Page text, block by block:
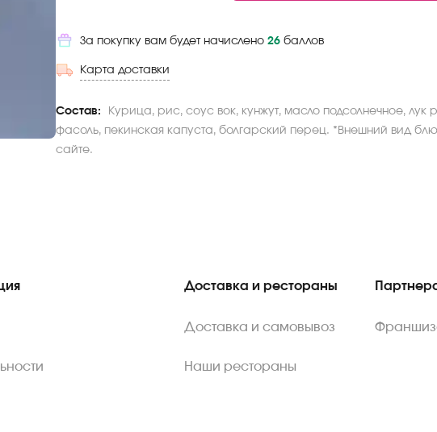
За покупку вам будет начислено 26 баллов
Карта доставки
Состав:
Курица, рис, соус вок, кунжут, масло подсолнечное, лук
фасоль, пекинская капуста, болгарский перец. *Внешний вид
сайте.
Доставка и рестораны
Доставка и самовывоз
Наши рестораны